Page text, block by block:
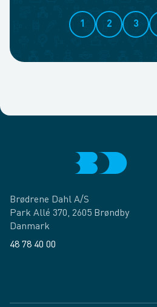
1 2 3
Brødrene Dahl A/S
Park Allé 370, 2605 Brøndby
Danmark
48 78 40 00